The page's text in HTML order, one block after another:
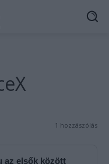
1 hozzászólás
az elsők között